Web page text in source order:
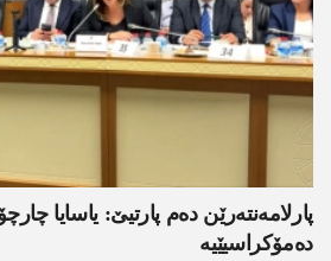
پارلامەنتەرێن دەم پارتیێ: یاسایا
دەمۆکراسیێیە